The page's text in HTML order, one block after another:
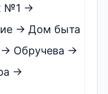
№1 →
→ Дом быта
→ Обручева →
→